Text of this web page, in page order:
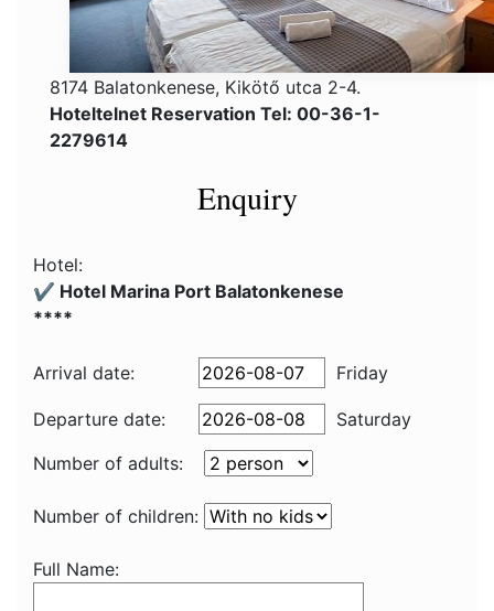
8174 Balatonkenese, Kikötő utca 2-4.
Hoteltelnet Reservation Tel: 00-36-1-
2279614
Enquiry
Hotel:
✔️ Hotel Marina Port Balatonkenese
****
Arrival date: Friday
Departure date:
Saturday
Number of adults:
Number of children:
Full Name: